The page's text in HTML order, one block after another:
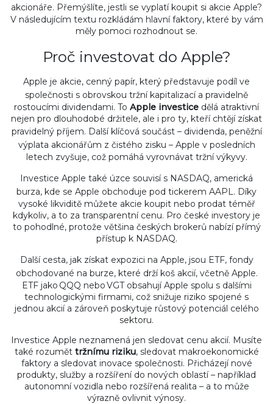
akcionáře. Přemýšlíte, jestli se vyplatí koupit si akcie Apple?
V následujícím textu rozkládám hlavní faktory, které by vám
měly pomoci rozhodnout se.
Proč investovat do Apple?
Apple je akcie, cenný papír, který představuje podíl ve
společnosti s obrovskou tržní kapitalizací a pravidelně
rostoucími dividendami. To Apple investice dělá atraktivní
nejen pro dlouhodobé držitele, ale i pro ty, kteří chtějí získat
pravidelný příjem. Další klíčová součást – dividenda, peněžní
výplata akcionářům z čistého zisku – Apple v posledních
letech zvyšuje, což pomáhá vyrovnávat tržní výkyvy.
Investice Apple také úzce souvisí s NASDAQ, americká
burza, kde se Apple obchoduje pod tickerem AAPL. Díky
vysoké likviditě můžete akcie koupit nebo prodat téměř
kdykoliv, a to za transparentní cenu. Pro české investory je
to pohodlné, protože většina českých brokerů nabízí přímý
přístup k NASDAQ.
Další cesta, jak získat expozici na Apple, jsou ETF, fondy
obchodované na burze, které drží koš akcií, včetně Apple.
ETF jako QQQ nebo VGT obsahují Apple spolu s dalšími
technologickými firmami, což snižuje riziko spojené s
jednou akcií a zároveň poskytuje růstový potenciál celého
sektoru.
Investice Apple neznamená jen sledovat cenu akcií. Musíte
také rozumět tržnímu riziku, sledovat makroekonomické
faktory a sledovat inovace společnosti. Přicházejí nové
produkty, služby a rozšíření do nových oblastí – například
autonomní vozidla nebo rozšířená realita – a to může
výrazně ovlivnit výnosy.